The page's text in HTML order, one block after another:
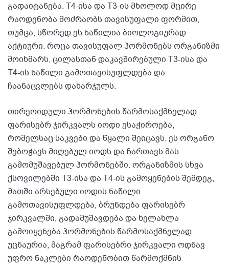
გადაიტანება. T4-ისა და T3-ის მხოლოდ მცირე
რაოდენობა მოძრაობს თავისუფალი ფორმით,
თუმცა, სწორედ ეს ნაწილია ბიოლოგიურად
აქტიური. როცა თავისუფალ ჰორმონებს ორგანიზმი
მოიხმარს, ცილასთან დაკავშირებული T3-ისა და
T4-ის ნაწილი გამოთავისუფლდება და
ჩაანაცვლებს დახარჯულს.
თირეოიდული ჰორმონების წარმოსაქმნელად
ფარისებრ ჯირკვალს იოდი ესაჭიროება,
რომელსაც საკვები და წყალი შეიცავს. ეს ორგანო
შებოჭავს მიღებულ იოდს და ჩართავს მას
გამომუშავებულ ჰორმონებში. ორგანიზმის სხვა
ქსოვილებში T3-ისა და T4-ის გამოყენების შემდეგ,
მათში არსებული იოდის ნაწილი
გამოთავისუფლდება, ბრუნდება ფარისებრ
ჯირკვალში, გადამუშავდება და ხელახლა
გამოიყენება ჰორმონების წარმოსაქმნელად.
უცნაურია, მაგრამ ფარისებრი ჯირკვალი ოდნავ
უფრო ნაკლები რაოდენობით წარმოქმნის